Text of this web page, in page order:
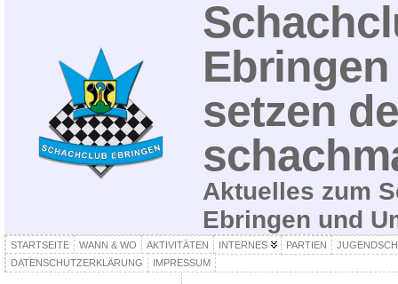
setzen
Aktuelles zum
Ebringen und
STARTSEITE WANN & WO AKTIVITÄTEN INTERNES PARTIEN
DATENSCHUTZERKLÄRUNG
IMPRESSUM